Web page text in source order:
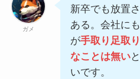
ガメ
新卒でも放置
ある。会社に
が手取り足取
なことは無い
いです。